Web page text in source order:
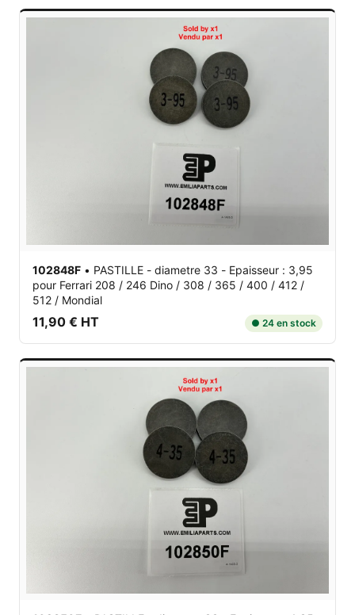
102848F • PASTILLE - diametre 33 - Epaisseur : 3,95
pour Ferrari 208 / 246 Dino / 308 / 365 / 400 / 412 /
512 / Mondial
11,90 € HT ● 24 en stock